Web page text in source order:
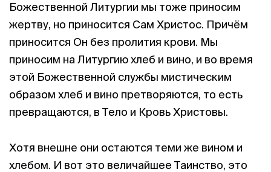
Божественной Литургии мы тоже приносим
жертву, но приносится Сам Христос. Причём
приносится Он без пролития крови. Мы
приносим на Литургию хлеб и вино, и во время
этой Божественной службы мистическим
образом хлеб и вино претворяются, то есть
превращаются, в Тело и Кровь Христовы.
Хотя внешне они остаются теми же вином и
хлебом. И вот это величайшее Таинство, это